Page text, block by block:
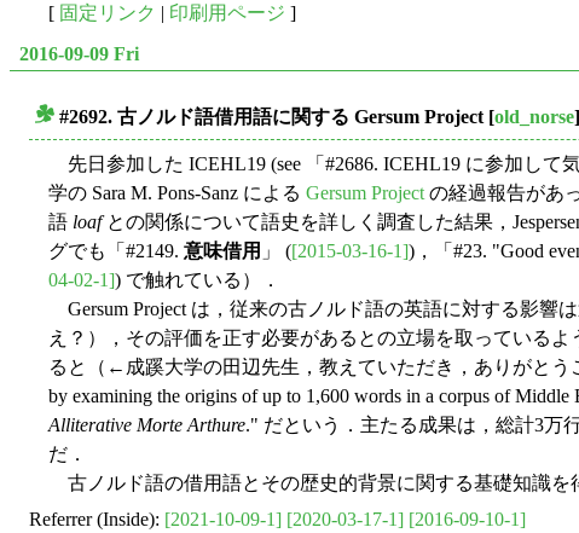
[ 固定リンク | 印刷用ページ ]
2016-09-09 Fri
#2692. 古ノルド語借用語に関する Gersum Project[old_norse
先日参加した ICEHL19 (see 「#2686. ICEHL19 に参加して
学の Sara M. Pons-Sanz による Gersum Projectの経過報告があ
語 loafとの関係について語史を詳しく調査した結果，
グでも「#2149. 意味借用 」 ([2015-03-16-1])，「#23. "Good
04-02-1]) で触れている）．
Gersum Project は，従来の古ノルド語の英語に対する影響
え？），その評価を正す必要があるとの立場を取っている
ると（←成蹊大学の田辺先生，教えていただき，ありがとうご
by examining the origins of up to 1,600 words in a corpus of
Alliterative Morte Arthure." だという．主たる成果は，総計3万
だ．
古ノルド語の借用語とその歴史的背景に関する基礎知識を
Referrer (Inside): [2021-10-09-1] [2020-03-17-1] [2016-09-10-1]